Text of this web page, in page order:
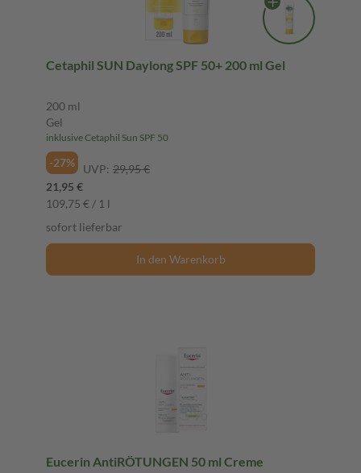
Cetaphil SUN Daylong SPF 50+ 200 ml Gel
200 ml
Gel
inklusive Cetaphil Sun SPF 50
-27% UVP: 29,95 €
21,95 €
109,75 € / 1 l
sofort lieferbar
In den Warenkorb
Eucerin AntiRÖTUNGEN 50 ml Creme